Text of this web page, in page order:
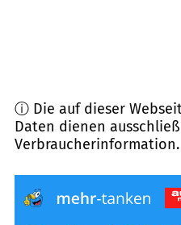
ⓘ Die auf dieser
Daten dienen
Verbraucherinformation.